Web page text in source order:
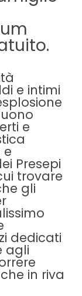
e intimi
e
Presepi
trovare
gli
dedicati
agli
in riva